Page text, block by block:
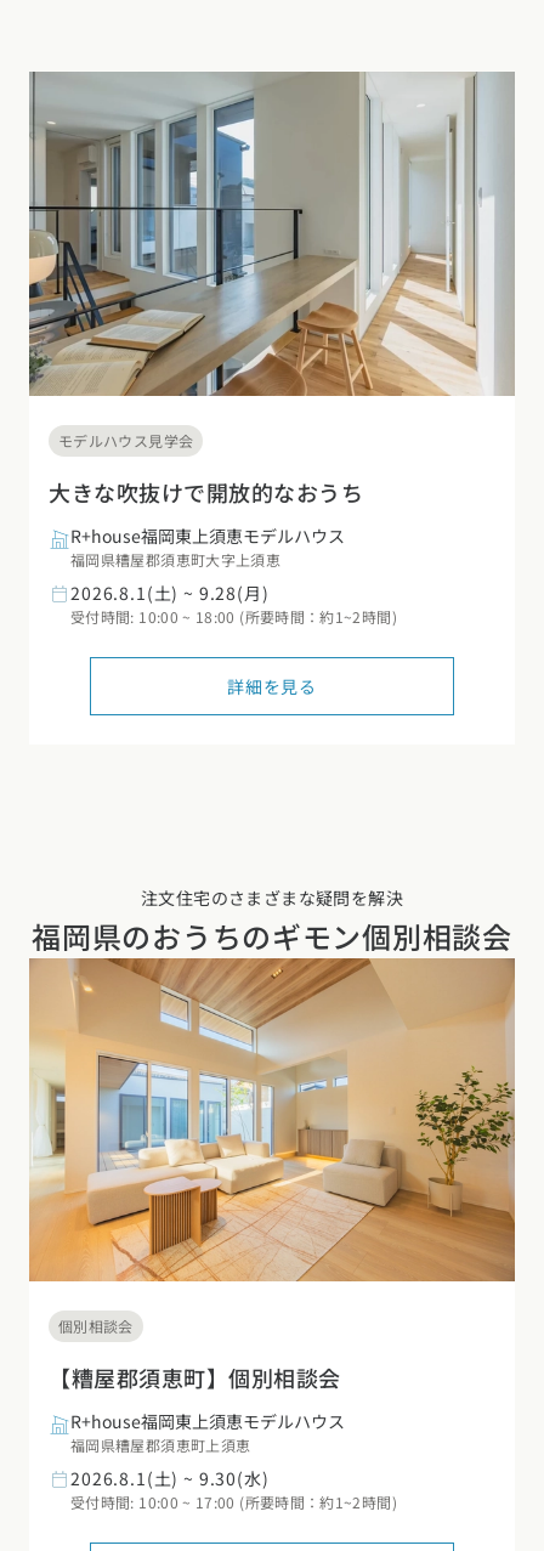
モデルハウス見学会
大きな吹抜けで開放的なおうち
R+house福岡東上須恵モデルハウス
福岡県糟屋郡須恵町大字上須恵
2026.8.1(土) ~ 9.28(月)
受付時間: 10:00 ~ 18:00 (所要時間：約1~2時間)
詳細を見る
注文住宅のさまざまな疑問を解決
福岡県のおうちのギモン個別相談会
個別相談会
【糟屋郡須恵町】個別相談会
R+house福岡東上須恵モデルハウス
福岡県糟屋郡須恵町上須恵
2026.8.1(土) ~ 9.30(水)
受付時間: 10:00 ~ 17:00 (所要時間：約1~2時間)